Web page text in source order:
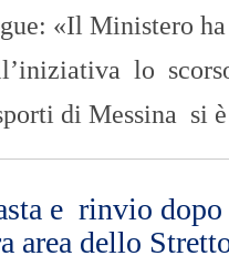
«Il Ministero ha
lo
di Messina si
e rinvio
area dello